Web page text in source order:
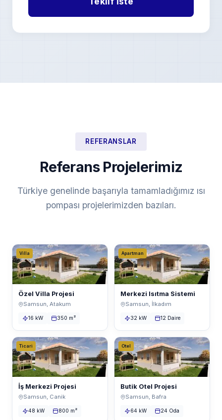
REFERANSLAR
Referans Projelerimiz
Türkiye genelinde başarıyla tamamladığımız ısı
pompası projelerimizden bazıları.
Villa
Özel Villa Projesi
Samsun, Atakum
16 kW 350 m²
Apartman
Merkezi Isıtma Sistemi
Samsun, İlkadım
32 kW 12 Daire
Ticari
İş Merkezi Projesi
Samsun, Canik
48 kW 800 m²
Otel
Butik Otel Projesi
Samsun, Bafra
64 kW 24 Oda